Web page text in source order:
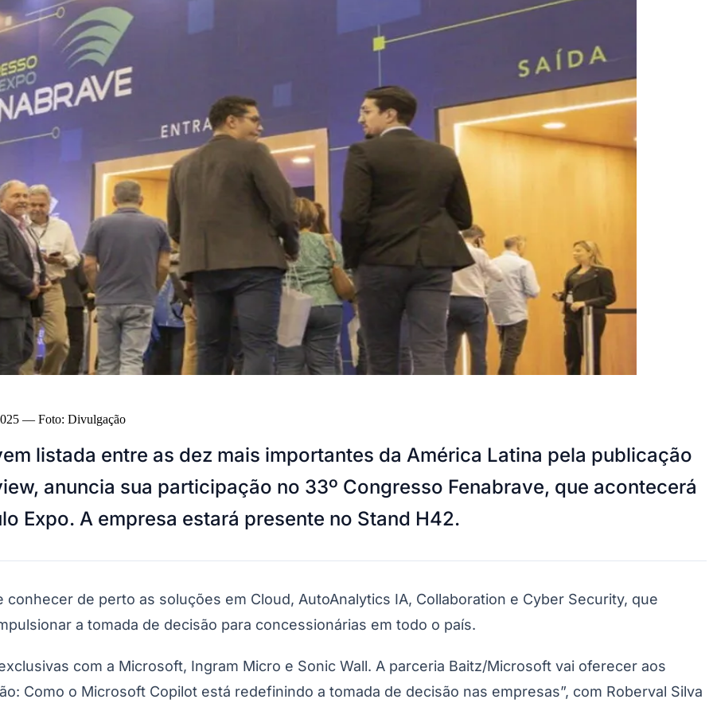
Bom JesusAraçariguamaCajamar Taboão da Serra Embu das Artes
— Foto: Divulgação
listada entre as dez mais importantes da América Latina pela publicação
anuncia sua participação no 33º Congresso Fenabrave, que acontecerá
Expo. A empresa estará presente no Stand H42.
de perto as soluções em Cloud, AutoAnalytics IA, Collaboration e Cyber Security, que
a tomada de decisão para concessionárias em todo o país.
com a Microsoft, Ingram Micro e Sonic Wall. A parceria Baitz/Microsoft vai oferecer aos
Como o Microsoft Copilot está redefinindo a tomada de decisão nas empresas”, com Roberval Silva